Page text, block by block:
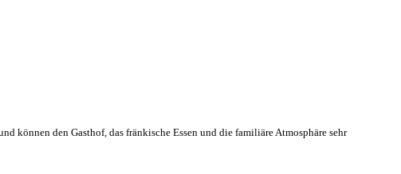
können den Gasthof, das fränkische Essen und die familiäre Atmosphäre sehr